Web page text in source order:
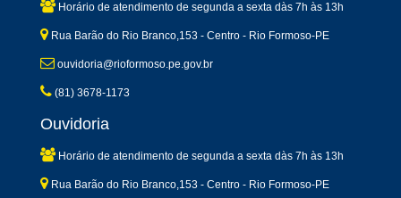
Horário de atendimento de segunda a sexta dàs 7h às 13h
Rua Barão do Rio Branco,153 - Centro - Rio Formoso-PE
ouvidoria@rioformoso.pe.gov.br
(81) 3678-1173
Ouvidoria
Horário de atendimento de segunda a sexta dàs 7h às 13h
Rua Barão do Rio Branco,153 - Centro - Rio Formoso-PE